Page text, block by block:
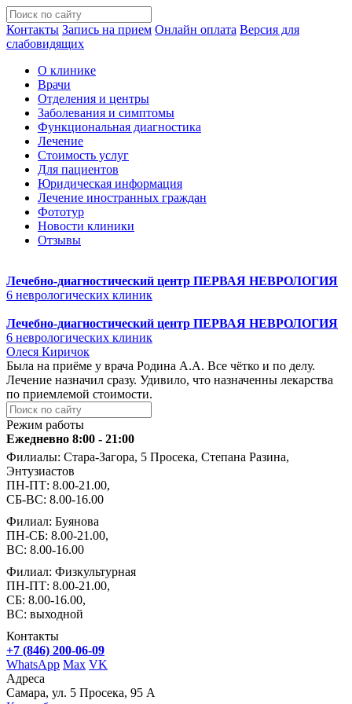
Контакты Запись на прием Онлайн оплата Версия для
слабовидящих
О клинике
Врачи
Отделения и центры
Заболевания и симптомы
Функциональная диагностика
Лечение
Стоимость услуг
Для пациентов
Юридическая информация
Лечение иностранных граждан
Фототур
Новости клиники
Отзывы
Лечебно-диагностический центр ПЕРВАЯ НЕВРОЛОГИЯ
6 неврологических клиник
Лечебно-диагностический центр ПЕРВАЯ НЕВРОЛОГИЯ
6 неврологических клиник
Олеся Киричок
Была на приёме у врача Родина А.А. Все чётко и по делу.
Лечение назначил сразу. Удивило, что назначенны лекарства
по приемлемой стоимости.
Режим работы
Ежедневно 8:00 - 21:00
Филиалы: Стара-Загора, 5 Просека, Степана Разина,
Энтузиастов
ПН-ПТ: 8.00-21.00,
СБ-ВС: 8.00-16.00
Филиал: Буянова
ПН-СБ: 8.00-21.00,
ВС: 8.00-16.00
Филиал: Физкультурная
ПН-ПТ: 8.00-21.00,
СБ: 8.00-16.00,
ВС: выходной
Контакты
+7 (846) 200-06-09
WhatsApp Max VK
Адреса
Самара, ул. 5 Просека, 95 А